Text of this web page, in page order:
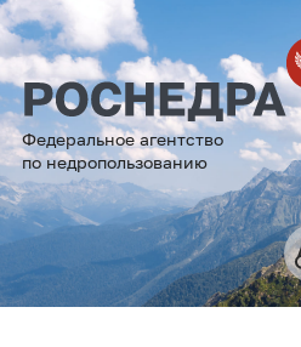
Федеральное агентство
по недропользованию